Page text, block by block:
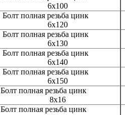
6х100
Болт полная резьба цинк
6х120
Болт полная резьба цинк
6х130
Болт полная резьба цинк
6х140
Болт полная резьба цинк
6х150
Болт полная резьба цинк
8х16
Болт полная резьба цинк